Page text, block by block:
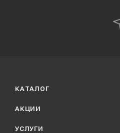
КАТАЛОГ
АКЦИИ
УСЛУГИ